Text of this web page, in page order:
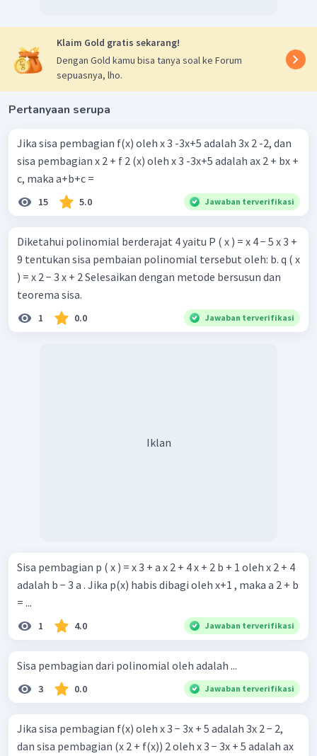
Klaim Gold gratis sekarang!
Dengan Gold kamu bisa tanya soal ke Forum
sepuasnya, lho.
Pertanyaan serupa
Jika sisa pembagian f(x) oleh x 3 -3x+5 adalah 3x 2 -2, dan
sisa pembagian x 2 + f 2 (x) oleh x 3 -3x+5 adalah ax 2 + bx +
c, maka a+b+c =
15 5.0 Jawaban terverifikasi
Diketahui polinomial berderajat 4 yaitu P ( x ) = x 4 − 5 x 3 +
9 tentukan sisa pembaian polinomial tersebut oleh: b. q ( x
) = x 2 − 3 x + 2 Selesaikan dengan metode bersusun dan
teorema sisa.
1 0.0 Jawaban terverifikasi
Iklan
Sisa pembagian p ( x ) = x 3 + a x 2 + 4 x + 2 b + 1 oleh x 2 + 4
adalah b − 3 a . Jika p(x) habis dibagi oleh x+1 , maka a 2 + b
= ...
1 4.0 Jawaban terverifikasi
Sisa pembagian dari polinomial oleh adalah ...
3 0.0 Jawaban terverifikasi
Jika sisa pembagian f(x) oleh x 3 − 3x + 5 adalah 3x 2 − 2,
dan sisa pembagian (x 2 + f(x)) 2 oleh x 3 − 3x + 5 adalah ax